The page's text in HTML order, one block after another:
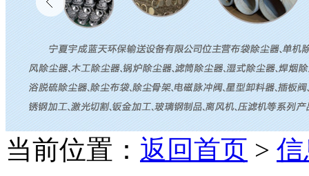
当前位置： 返回首页 >